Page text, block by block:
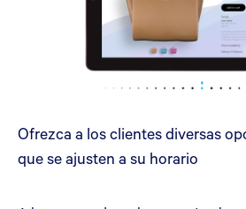
Ofrezca a los clientes diversas
que se ajusten a su horario